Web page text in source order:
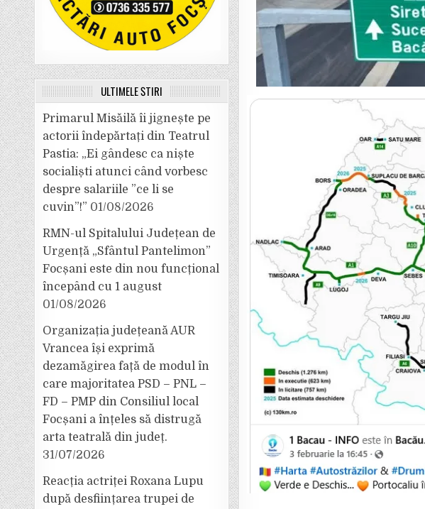
ULTIMELE ȘTIRI
Primarul Misăilă îi jignește pe
actorii îndepărtați din Teatrul
Pastia: „Ei gândesc ca niște
socialiști atunci când vorbesc
despre salariile ”ce li se
cuvin”!” 01/08/2026
RMN-ul Spitalului Județean de
Urgență „Sfântul Pantelimon”
Focșani este din nou funcțional
începând cu 1 august
01/08/2026
Organizația județeană AUR
Vrancea își exprimă
dezamăgirea față de modul în
care majoritatea PSD – PNL –
FD – PMP din Consiliul local
Focșani a înțeles să distrugă
arta teatrală din județ.
31/07/2026
Reacția actriței Roxana Lupu
după desființarea trupei de